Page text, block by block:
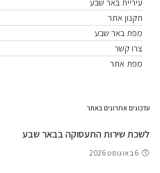
תקנון אתר
מפת באר שבע
צרו קשר
מפת אתר
עדכונים אחרונים באתר
לשכת שירות התעסוקה בבאר שבע
6 באוגוסט 2026